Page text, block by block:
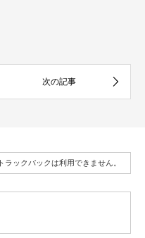
トラックバックは利用できません。